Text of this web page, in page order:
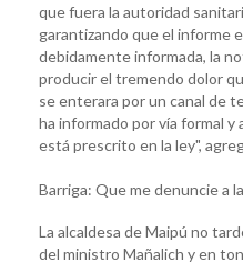
que fuera la autoridad
garantizando que el informe
debidamente informada, la
producir el tremendo dolor
se enterara por un canal de
ha informado por vía formal y
está prescrito en la ley",
Barriga: Que me denuncie a
La alcaldesa de Maipú no
del ministro Mañalich y en